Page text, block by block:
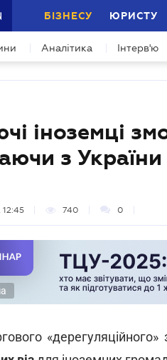
БІЗНЕСУ ЮРИСТУ
Аналітика Інтерв'ю
іноземці
з України
12:45 740 0